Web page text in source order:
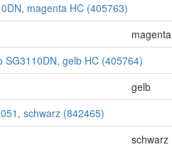
magenta HC (405763)
magenta
SG3110DN, gelb HC (405764)
gelb
schwarz (842465)
schwarz